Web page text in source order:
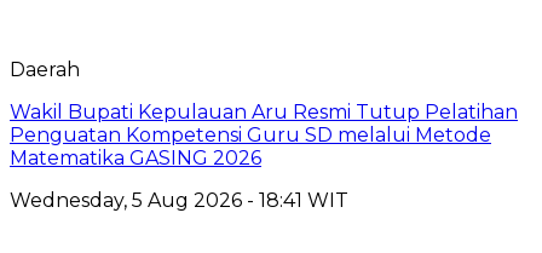
Daerah
Wakil Bupati Kepulauan Aru Resmi Tutup Pelatihan
Penguatan Kompetensi Guru SD melalui Metode
Matematika GASING 2026
Wednesday, 5 Aug 2026 - 18:41 WIT